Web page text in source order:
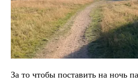
За то чтобы поставить на ночь